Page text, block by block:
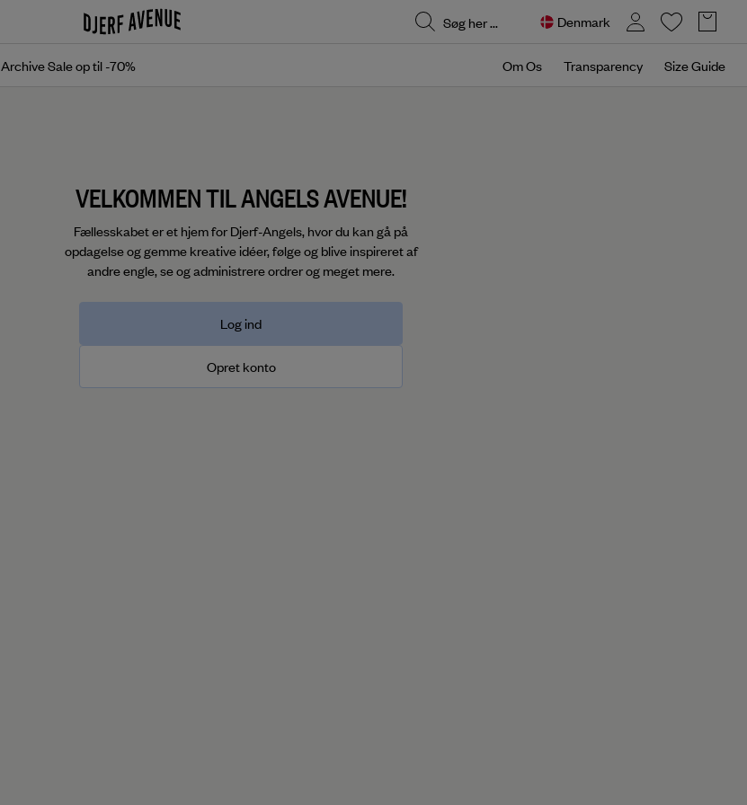
Denmark
Archive Sale op til -70% Om Os Transparency Size Guide
VELKOMMEN TIL ANGELS AVENUE!
Fællesskabet er et hjem for Djerf-Angels, hvor du kan gå på
opdagelse og gemme kreative idéer, følge og blive inspireret af
andre engle, se og administrere ordrer og meget mere.
Log ind
Opret konto